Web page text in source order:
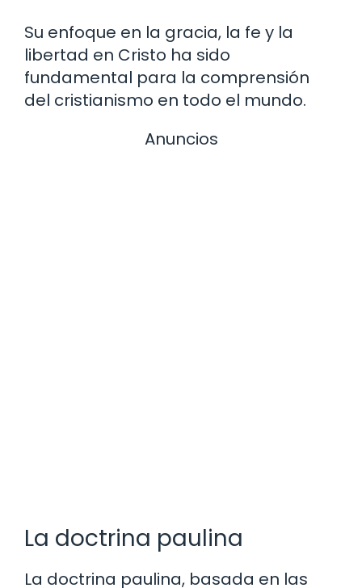
Su enfoque en la gracia, la fe y la
libertad en Cristo ha sido
fundamental para la comprensión
del cristianismo en todo el mundo.
Anuncios
La doctrina paulina
La doctrina paulina, basada en las